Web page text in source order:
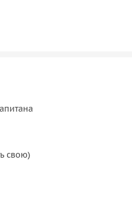
и ажурные арки
для романтического
от внезапного дождика, а
свою)